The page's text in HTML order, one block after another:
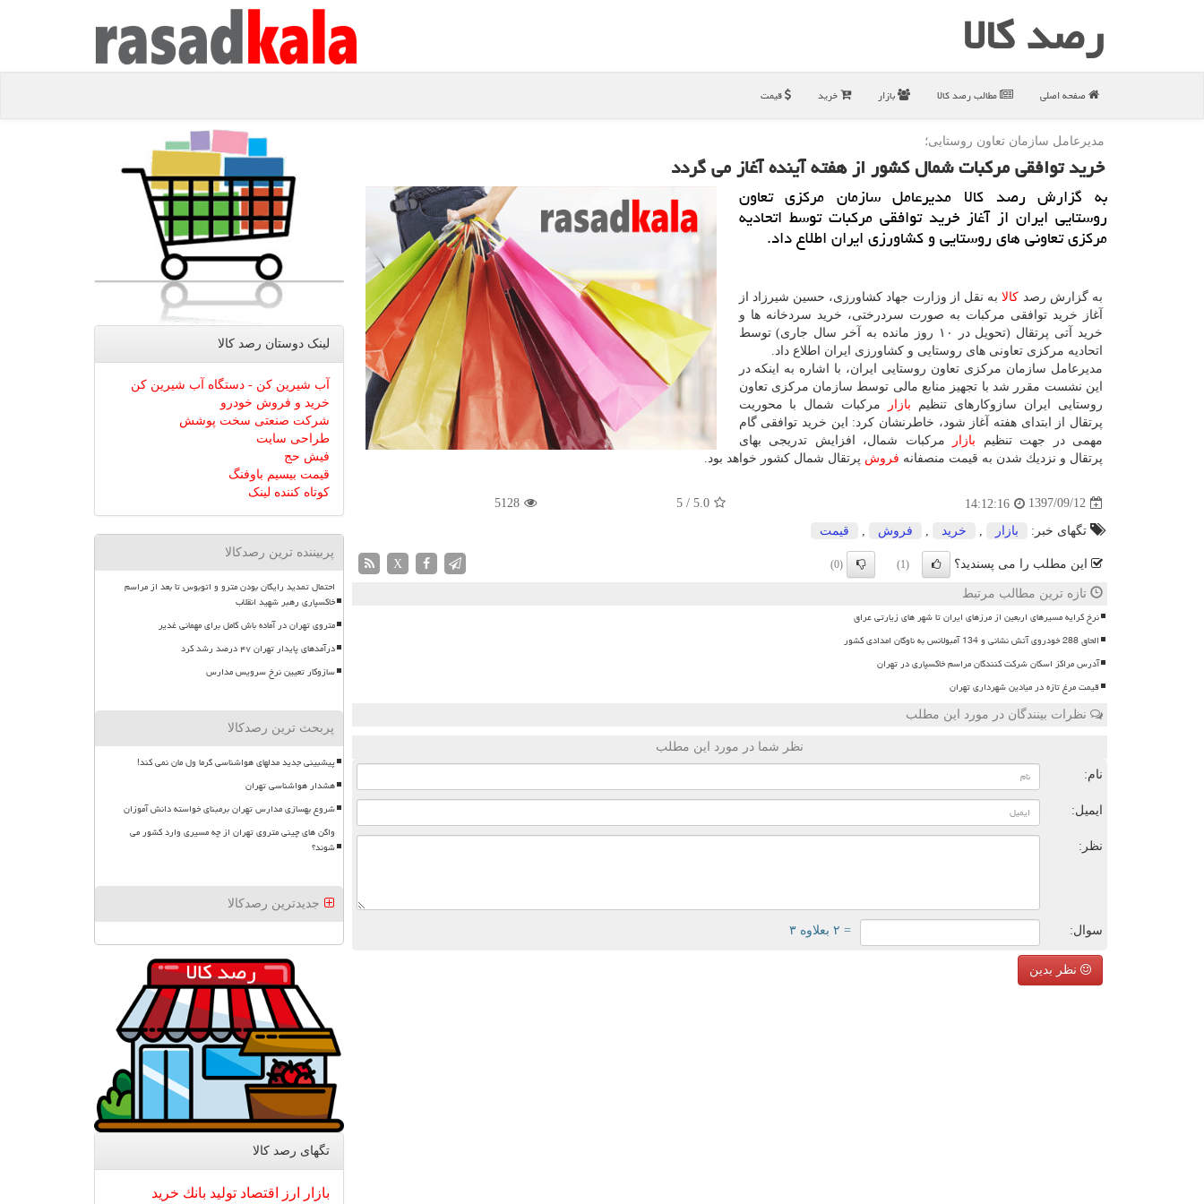
رصد كالا
صفحه اصلی مطالب رصد كالا بازار خرید قیمت
مدیرعامل سازمان تعاون روستایی؛
خرید توافقی مركبات شمال كشور از هفته آینده آغاز می گردد
به گزارش رصد كالا مدیرعامل سازمان مركزی تعاون
روستایی ایران از آغاز خرید توافقی مركبات توسط اتحادیه
مركزی تعاونی های روستایی و كشاورزی ایران اطلاع داد.
به گزارش رصد كالابه نقل از وزارت جهاد كشاورزی، حسین شیرزاد از
آغاز خرید توافقی مركبات به صورت سردرختی، خرید سردخانه ها و
خرید آتی پرتقال (تحویل در ۱۰ روز مانده به آخر سال جاری) توسط
اتحادیه مركزی تعاونی های روستایی و كشاورزی ایران اطلاع داد.
مدیرعامل سازمان مركزی تعاون روستایی ایران، با اشاره به اینكه در
این نشست مقرر شد با تجهیز منابع مالی توسط سازمان مركزی تعاون
روستایی ایران سازوكارهای تنظیم بازار
مركبات شمال با محوریت
پرتقال از ابتدای هفته آغاز شود، خاطرنشان كرد: این خرید توافقی گام
مهمی در جهت تنظیم بازار
مركبات شمال، افزایش تدریجی بهای
پرتقال و نزدیك شدن به قیمت منصفانه فروش پرتقال شمال كشور خواهد بود.
1397/09/12
14:12:16
5.0
/
5
5128
تگهای خبر: بازار خرید فروش قیمت
این مطلب را می پسندید؟ (1)
(0)
X
تازه ترین مطالب مرتبط
نرخ کرایه مسیرهای اربعین از مرزهای ایران تا شهر های زیارتی عراق
الحاق 288 خودروی آتش نشانی و 134 آمبولانس به ناوگان امدادی کشور
آدرس مراکز اسکان شرکت کنندگان مراسم خاکسپاری در تهران
قیمت مرغ تازه در میادین شهرداری تهران
نظرات بینندگان در مورد این مطلب
نظر شما در مورد این مطلب
نام:
ایمیل:
نظر:
سوال: = ۲ بعلاوه ۳
نظر بدین
لینک دوستان رصد كالا
آب شیرین کن - دستگاه آب شیرین کن
خرید و فروش خودرو
شرکت صنعتی سخت پوشش
طراحی سایت
فیش حج
قیمت بیسیم باوفنگ
کوتاه کننده لینک
پربیننده ترین رصدکالا
احتمال تمدید رایگان بودن مترو و اتوبوس تا بعد از مراسم
خاکسپاری رهبر شهید انقلاب
متروی تهران در آماده باش کامل برای مهمانی غدیر
درآمدهای پایدار تهران ۴۷ درصد رشد کرد
سازوکار تعیین نرخ سرویس مدارس
پربحث ترین رصدکالا
پیشبینی جدید مدلهای هواشناسی گرما ول مان نمی کند!
هشدار هواشناسی تهران
شروع بهسازی مدارس تهران برمبنای خواسته دانش آموزان
واگن های چینی متروی تهران از چه مسیری وارد کشور می
شوند؟
جدیدترین رصدکالا
تگهای رصد كالا
بازار ارز اقتصاد تولید بانك خرید